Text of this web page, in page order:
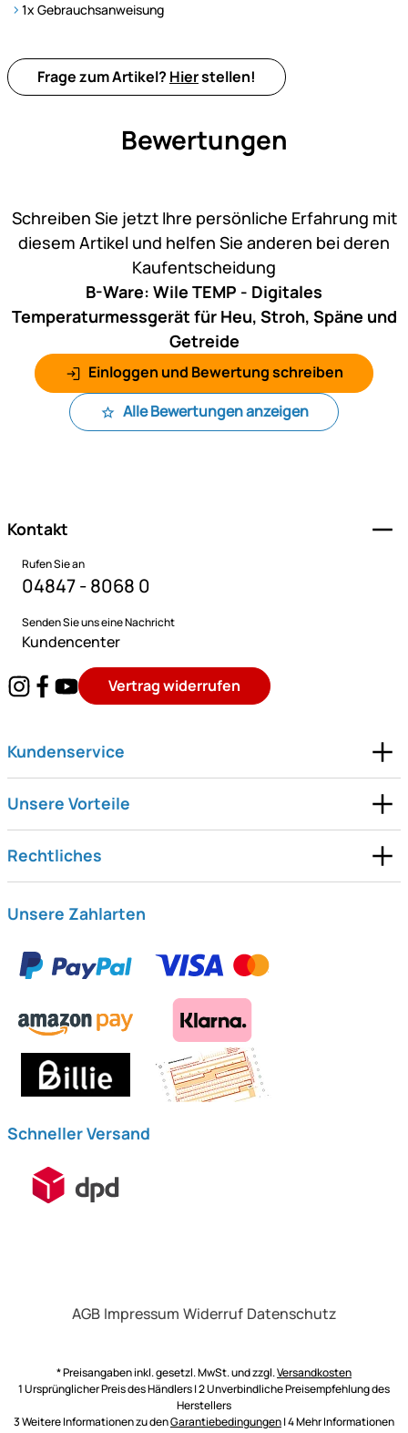
1x Gebrauchsanweisung
Frage zum Artikel? Hierstellen!
Bewertungen
Schreiben Sie jetzt Ihre persönliche Erfahrung mit
diesem Artikel und helfen Sie anderen bei deren
Kaufentscheidung
B-Ware: Wile TEMP - Digitales
Temperaturmessgerät für Heu, Stroh, Späne und
Getreide
Einloggen und Bewertung schreiben
Alle Bewertungen anzeigen
Kontakt
Rufen Sie an
04847 - 8068 0
Senden Sie uns eine Nachricht
Kundencenter
Vertrag widerrufen
Kundenservice
Unsere Vorteile
Rechtliches
Unsere Zahlarten
Schneller Versand
AGB Impressum Widerruf Datenschutz
* Preisangaben inkl. gesetzl. MwSt. und zzgl.Versandkosten
1 Ursprünglicher Preis des Händlers | 2 Unverbindliche Preisempfehlung des
Herstellers
3 Weitere Informationen zu denGarantiebedingungen| 4 Mehr Informationen